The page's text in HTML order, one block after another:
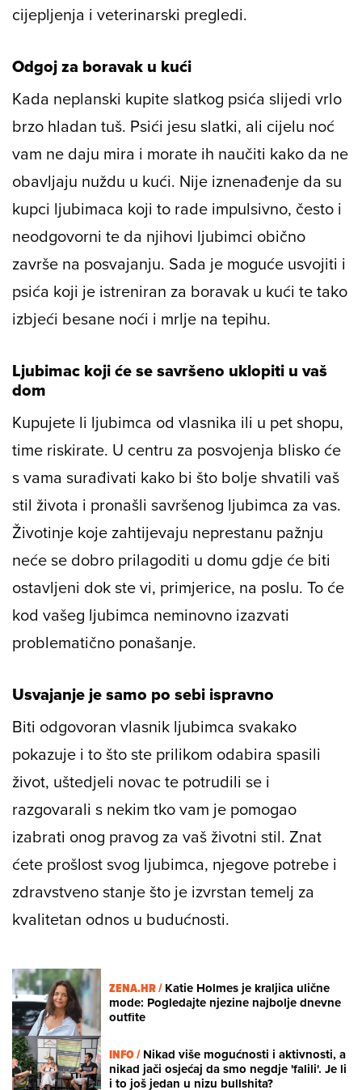
cijepljenja i veterinarski pregledi.
Odgoj za boravak u kući
Kada neplanski kupite slatkog psića slijedi vrlo
brzo hladan tuš. Psići jesu slatki, ali cijelu noć
vam ne daju mira i morate ih naučiti kako da ne
obavljaju nuždu u kući. Nije iznenađenje da su
kupci ljubimaca koji to rade impulsivno, često i
neodgovorni te da njihovi ljubimci obično
završe na posvajanju. Sada je moguće usvojiti i
psića koji je istreniran za boravak u kući te tako
izbjeći besane noći i mrlje na tepihu.
Ljubimac koji će se savršeno uklopiti u vaš
dom
Kupujete li ljubimca od vlasnika ili u pet shopu,
time riskirate. U centru za posvojenja blisko će
s vama surađivati kako bi što bolje shvatili vaš
stil života i pronašli savršenog ljubimca za vas.
Životinje koje zahtijevaju neprestanu pažnju
neće se dobro prilagoditi u domu gdje će biti
ostavljeni dok ste vi, primjerice, na poslu. To će
kod vašeg ljubimca neminovno izazvati
problematično ponašanje.
Usvajanje je samo po sebi ispravno
Biti odgovoran vlasnik ljubimca svakako
pokazuje i to što ste prilikom odabira spasili
život, uštedjeli novac te potrudili se i
razgovarali s nekim tko vam je pomogao
izabrati onog pravog za vaš životni stil. Znat
ćete prošlost svog ljubimca, njegove potrebe i
zdravstveno stanje što je izvrstan temelj za
kvalitetan odnos u budućnosti.
ZENA.HR /Katie Holmes je kraljica ulične
mode: Pogledajte njezine najbolje dnevne
outfite
INFO /Nikad više mogućnosti i aktivnosti, a
nikad jači osjećaj da smo negdje 'falili'. Je li
i to još jedan u nizu bullshita?